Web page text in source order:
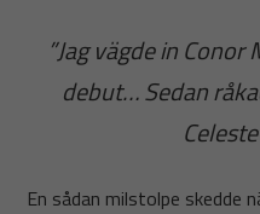
”Jag vägde in
debut… Sedan
En sådan milstolpe skedde